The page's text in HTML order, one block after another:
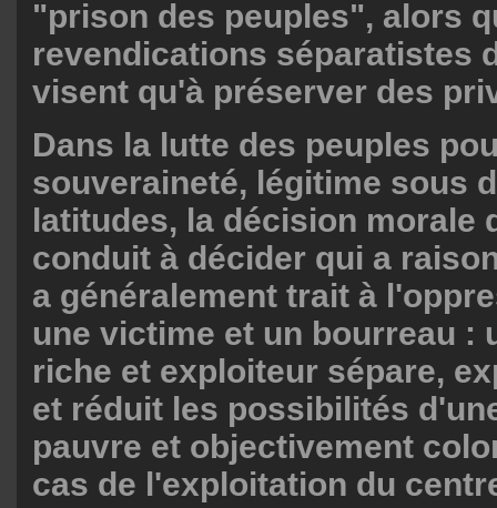
"prison des peuples", alors
revendications séparatistes
visent qu'à préserver des
Dans la lutte des peuples
souveraineté, légitime sous
latitudes, la décision morale
conduit à décider qui a
a généralement trait à
une victime et un bourreau :
riche et exploiteur sépare,
et réduit les possibilités
pauvre et objectivement
cas de l'exploitation du